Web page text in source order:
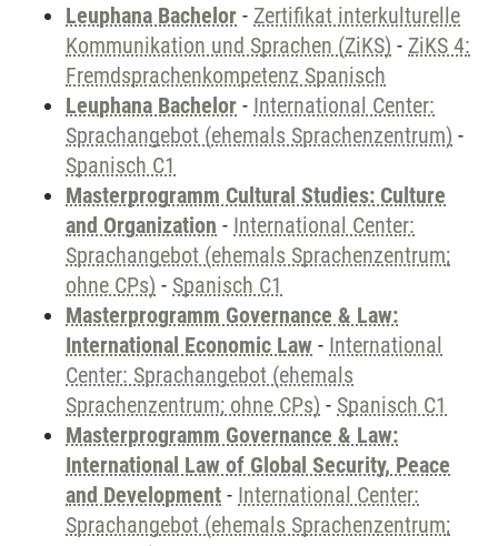
Leuphana Bachelor - Zertifikat interkulturelle
Kommunikation und Sprachen (ZiKS) - ZiKS 4:
Fremdsprachenkompetenz Spanisch
Leuphana Bachelor - International Center:
Sprachangebot (ehemals Sprachenzentrum) -
Spanisch C1
Masterprogramm Cultural Studies: Culture
and Organization - International Center:
Sprachangebot (ehemals Sprachenzentrum;
ohne CPs) - Spanisch C1
Masterprogramm Governance & Law:
International Economic Law - International
Center: Sprachangebot (ehemals
Sprachenzentrum; ohne CPs) - Spanisch C1
Masterprogramm Governance & Law:
International Law of Global Security, Peace
and Development - International Center:
Sprachangebot (ehemals Sprachenzentrum;